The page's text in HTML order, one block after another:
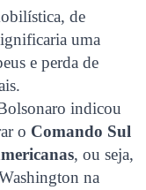
de
uma
e perda de
indicou
o Comando Sul
, ou seja,
na